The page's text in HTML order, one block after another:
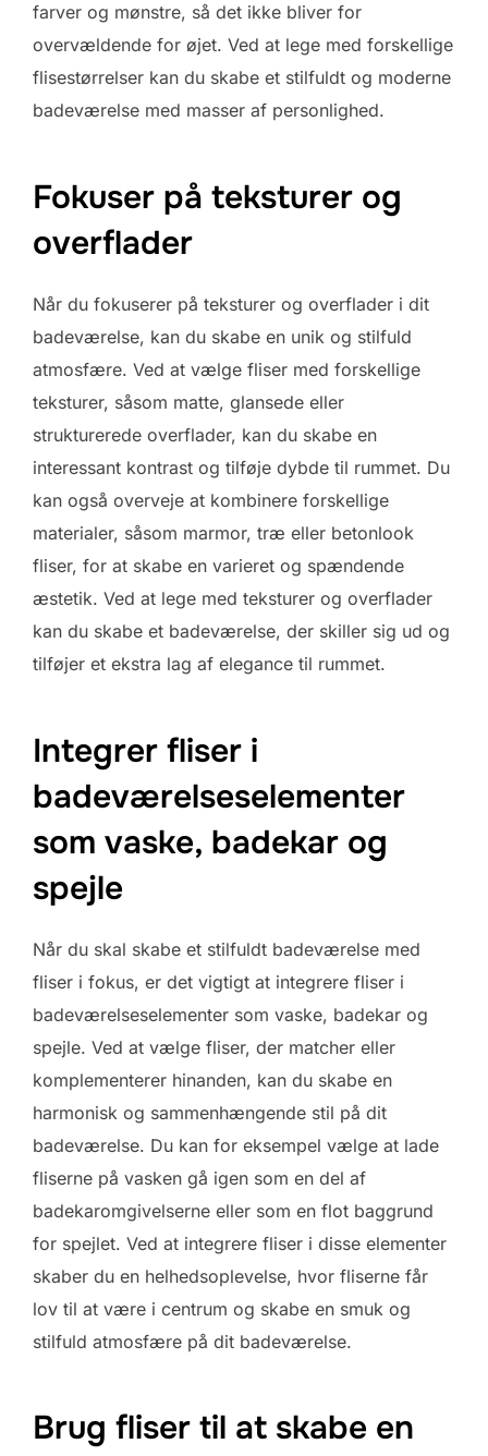
farver og mønstre, så det ikke bliver for
overvældende for øjet. Ved at lege med forskellige
flisestørrelser kan du skabe et stilfuldt og moderne
badeværelse med masser af personlighed.
Fokuser på teksturer og
overflader
Når du fokuserer på teksturer og overflader i dit
badeværelse, kan du skabe en unik og stilfuld
atmosfære. Ved at vælge fliser med forskellige
teksturer, såsom matte, glansede eller
strukturerede overflader, kan du skabe en
interessant kontrast og tilføje dybde til rummet. Du
kan også overveje at kombinere forskellige
materialer, såsom marmor, træ eller betonlook
fliser, for at skabe en varieret og spændende
æstetik. Ved at lege med teksturer og overflader
kan du skabe et badeværelse, der skiller sig ud og
tilføjer et ekstra lag af elegance til rummet.
Integrer fliser i
badeværelseselementer
som vaske, badekar og
spejle
Når du skal skabe et stilfuldt badeværelse med
fliser i fokus, er det vigtigt at integrere fliser i
badeværelseselementer som vaske, badekar og
spejle. Ved at vælge fliser, der matcher eller
komplementerer hinanden, kan du skabe en
harmonisk og sammenhængende stil på dit
badeværelse. Du kan for eksempel vælge at lade
fliserne på vasken gå igen som en del af
badekaromgivelserne eller som en flot baggrund
for spejlet. Ved at integrere fliser i disse elementer
skaber du en helhedsoplevelse, hvor fliserne får
lov til at være i centrum og skabe en smuk og
stilfuld atmosfære på dit badeværelse.
Brug fliser til at skabe en